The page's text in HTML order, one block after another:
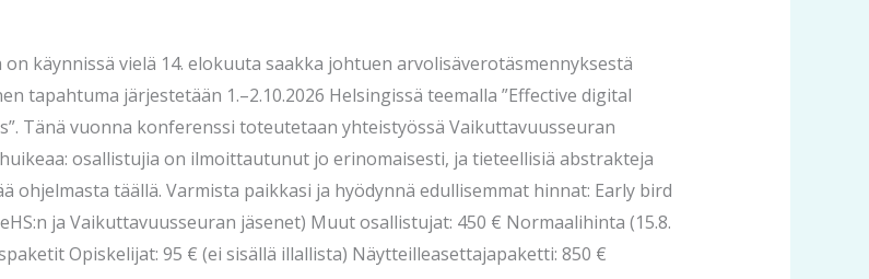
käynnissä vielä 14. elokuuta saakka johtuen arvolisäverotäsmennyksestä
tapahtuma järjestetään 1.–2.10.2026 Helsingissä teemalla ”Effective digital
Tänä vuonna konferenssi toteutetaan yhteistyössä Vaikuttavuusseuran
osallistujia on ilmoittautunut jo erinomaisesti, ja tieteellisiä abstrakteja
ohjelmasta täällä. Varmista paikkasi ja hyödynnä edullisemmat hinnat: Early bird
ja Vaikuttavuusseuran jäsenet) Muut osallistujat: 450 € Normaalihinta (15.8.
Opiskelijat: 95 € (ei sisällä illallista) Näytteilleasettajapaketti: 850 €